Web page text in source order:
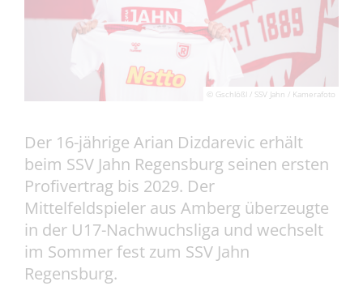
© Gschlößl / SSV Jahn / Kamerafoto
Der 16-jährige Arian Dizdarevic erhält
beim SSV Jahn Regensburg seinen ersten
Profivertrag bis 2029. Der
Mittelfeldspieler aus Amberg überzeugte
in der U17-Nachwuchsliga und wechselt
im Sommer fest zum SSV Jahn
Regensburg.